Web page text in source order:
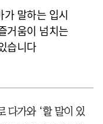
말하는 입시
거움이 넘치는
습니다
다가와 ‘할 말이 있